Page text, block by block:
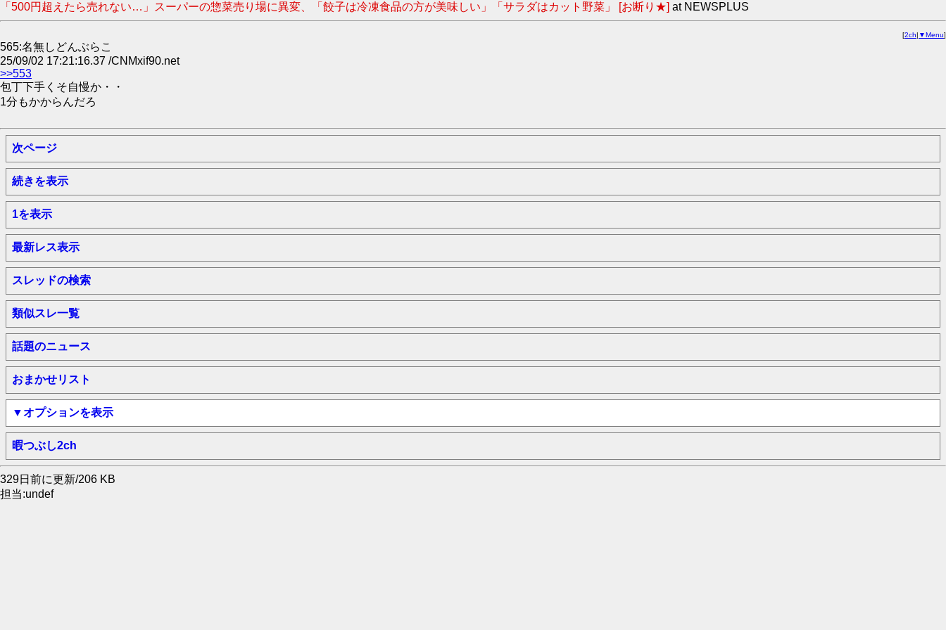
「500円超えたら売れない…」スーパーの惣菜売り場に異変、「餃子は冷凍食品の方が美味しい」「サラダはカット野菜」 [お断り★] at NEWSPLUS
[2ch| ▼Menu]
565:名無しどんぶらこ
25/09/02 17:21:16.37 /CNMxif90.net
>>553
包丁下手くそ自慢か・・
1分もかからんだろ
次ページ
続きを表示
1を表示
最新レス表示
スレッドの検索
類似スレ一覧
話題のニュース
おまかせリスト
▼オプションを表示
暇つぶし2ch
329日前に更新/206 KB
担当:undef